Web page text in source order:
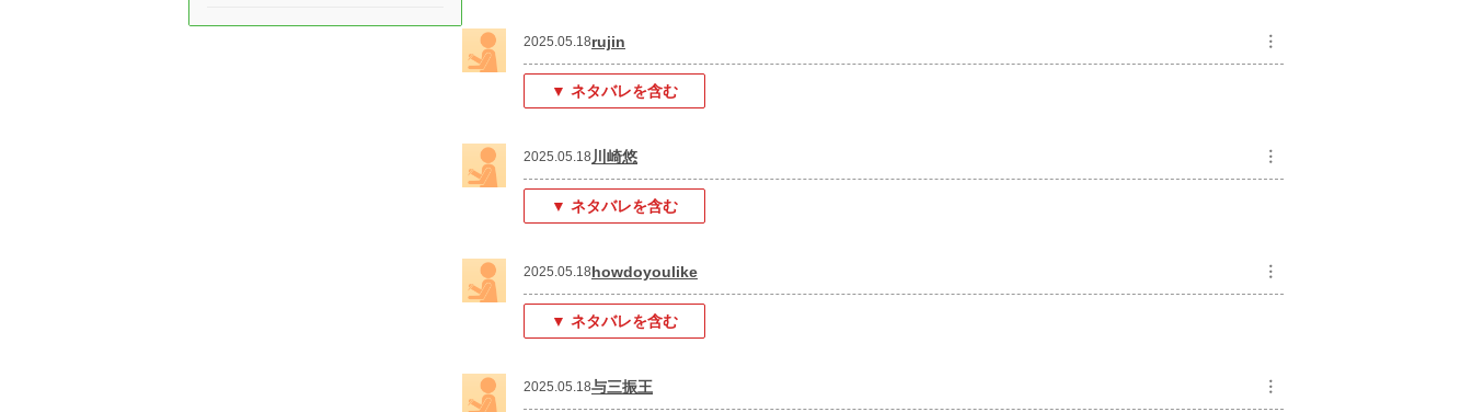
2025.05.18rujin ︙
▼ ネタバレを含む
2025.05.18 川崎悠 ︙
▼ ネタバレを含む
2025.05.18howdoyoulike ︙
▼ ネタバレを含む
2025.05.18与三振王 ︙